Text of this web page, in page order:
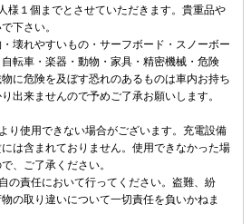
様１個までとさせていただきます。貴重品や
下さい。
壊れやすいもの・サーフボード・スノーボー
転車・楽器・動物・家具・精密機械・危険
に危険を及ぼす恐れのあるものは車内お持ち
出来ませんので予めご了承お願いします。
り使用できない場合がございます。充電設備
は含まれておりません。使用できなかった場
、ご了承ください。
の責任において行ってください。盗難、紛
の取り違いについて一切責任を負いかねま